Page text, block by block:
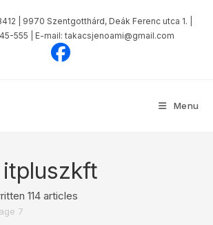
megnyitása
| 9970 Szentgotthárd, Deák Ferenc utca 1. |
555 | E-mail: takacsjenoami@gmail.com
Menu
itpluszkft
114 articles
7